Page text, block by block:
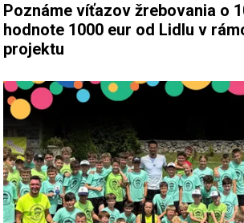
Poznáme víťazov žrebovania o
hodnote 1000 eur od Lidlu v
projektu